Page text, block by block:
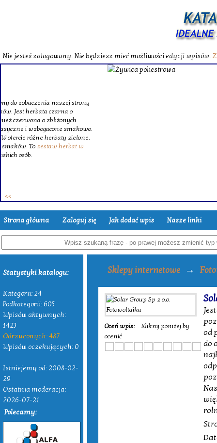
Nie jesteś zalogowany. Nie będziesz mieć możliwości edycji wpisów.
Strona główna Zaloguj się Jak dodać wpis Nasze linki
Statystyki katalogu:
Kategorii: 24
Podkategorii: 605
Wpisów aktywnych:
1423
Odrzuconych: 487
Wpisów oczekujących: 0
Istniejemy od: 2008-02-
29
Ostatnia moderacja:
2026-07-21
Polecamy:
Sklepy internetowe →
Oceń wpis:
Kliknij poniżej by
ocenić
od
do